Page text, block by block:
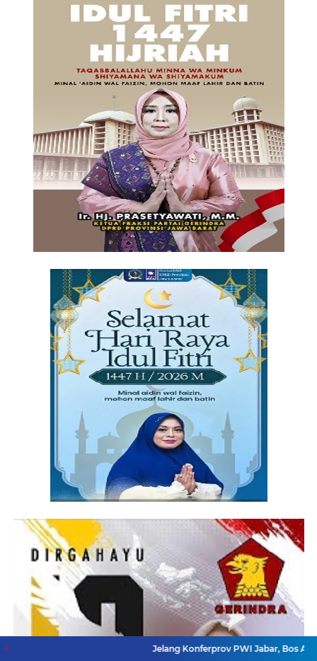
Jelang Konferprov PWI Jabar, Bos Ayo Media